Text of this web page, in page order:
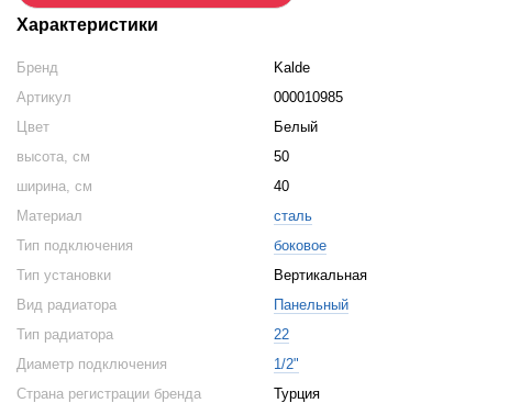
Характеристики
Бренд
Kalde
Артикул
000010985
Цвет
Белый
высота, см
50
ширина, см
40
Материал
сталь
Тип подключения
боковое
Тип установки
Вертикальная
Вид радиатора
Панельный
Тип радиатора
22
Диаметр подключения
1/2"
Страна регистрации бренда
Турция